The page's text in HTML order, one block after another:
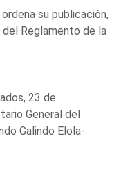
su publicación,
Reglamento de la
23 de
General del
Galindo Elola-